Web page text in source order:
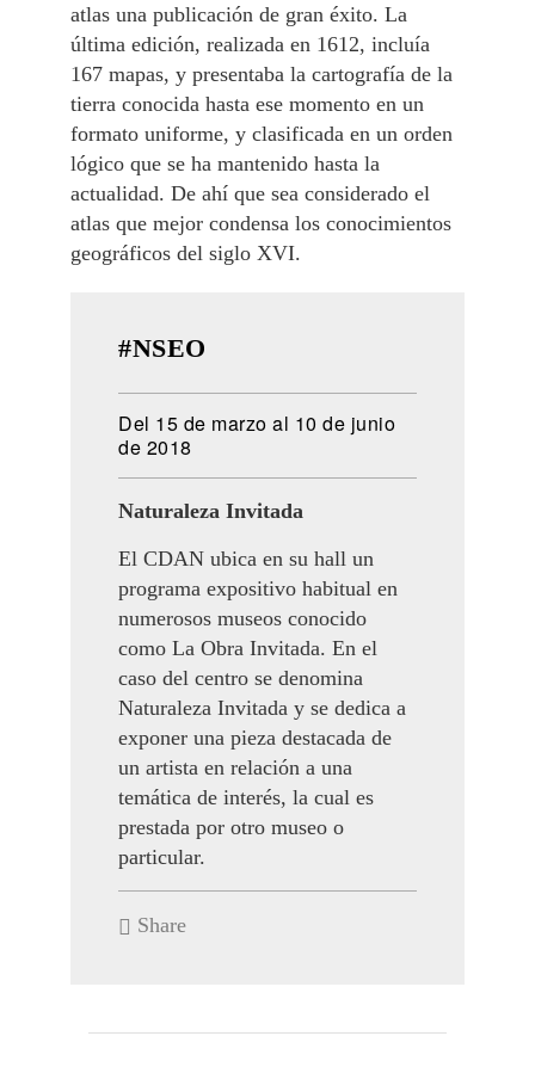
atlas una publicación de gran éxito. La
última edición, realizada en 1612, incluía
167 mapas, y presentaba la cartografía de la
tierra conocida hasta ese momento en un
formato uniforme, y clasificada en un orden
lógico que se ha mantenido hasta la
actualidad. De ahí que sea considerado el
atlas que mejor condensa los conocimientos
geográficos del siglo XVI.
#NSEO
Del 15 de marzo al 10 de junio
de 2018
Naturaleza Invitada
El CDAN ubica en su hall un
programa expositivo habitual en
numerosos museos conocido
como La Obra Invitada. En el
caso del centro se denomina
Naturaleza Invitada y se dedica a
exponer una pieza destacada de
un artista en relación a una
temática de interés, la cual es
prestada por otro museo o
particular.
Share